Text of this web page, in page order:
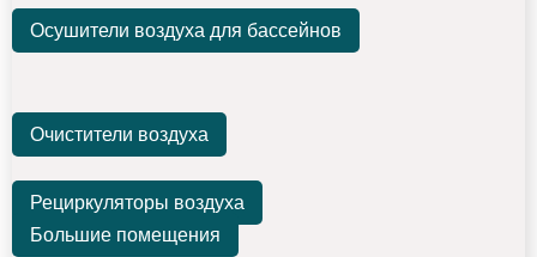
Осушители воздуха для бассейнов
Очистители воздуха
Рециркуляторы воздуха
Большие помещения